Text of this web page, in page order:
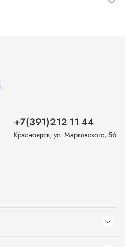
+7(391)212-11-44
Красноярск, ул. Марковского, 56